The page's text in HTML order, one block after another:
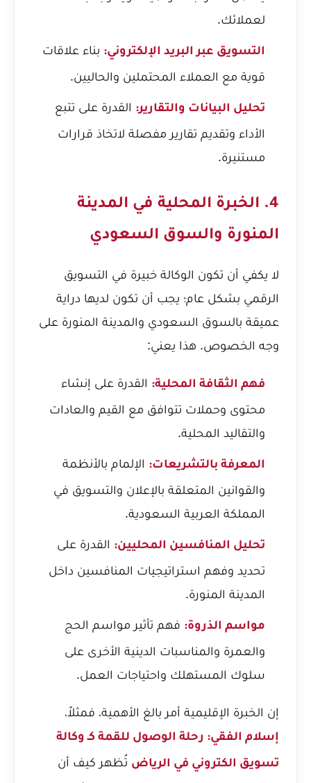
لعملائك.
التسويق عبر البريد الإلكتروني: بناء علاقات
قوية مع العملاء المحتملين والحاليين.
تحليل البيانات والتقارير: القدرة على تتبع
الأداء وتقديم تقارير مفصلة لاتخاذ قرارات
مستنيرة.
4. الخبرة المحلية في المدينة
المنورة والسوق السعودي
لا يكفي أن تكون الوكالة خبيرة في التسويق
الرقمي بشكل عام؛ يجب أن تكون لديها دراية
عميقة بالسوق السعودي والمدينة المنورة على
وجه الخصوص. هذا يعني:
فهم الثقافة المحلية: القدرة على إنشاء
محتوى وحملات تتوافق مع القيم والعادات
والتقاليد المحلية.
المعرفة بالتشريعات: الإلمام بالأنظمة
والقوانين المتعلقة بالإعلان والتسويق في
المملكة العربية السعودية.
تحليل المنافسين المحليين: القدرة على
تحديد وفهم استراتيجيات المنافسين داخل
المدينة المنورة.
مواسم الذروة: فهم تأثير مواسم الحج
والعمرة والمناسبات الدينية الأخرى على
سلوك المستهلك واحتياجات العمل.
إن الخبرة الإقليمية أمر بالغ الأهمية، فمثلاً،
إسلام الفقي: رحلة الوصول للقمة كـ وكالة
تسويق الكتروني في الرياض تُظهر كيف أن